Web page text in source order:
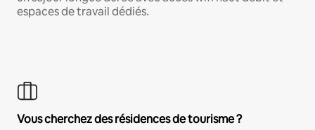
espaces de travail dédiés.
Vous cherchez des résidences de tourisme ?